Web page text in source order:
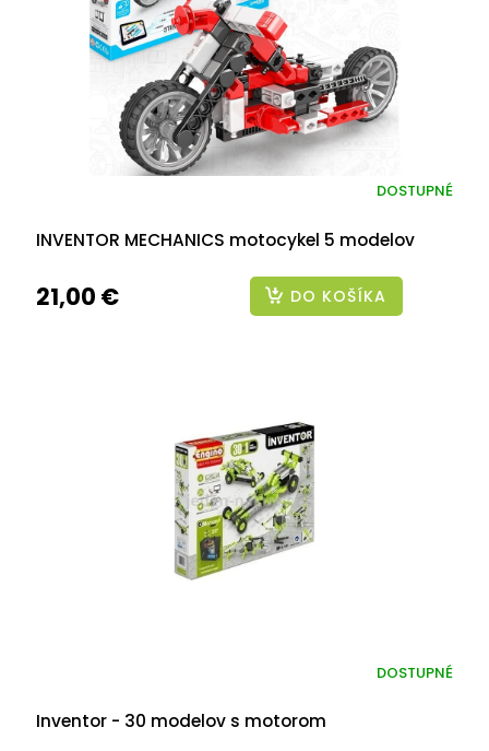
INVENTOR MECHANICS motocykel 5 modelov
DOSTUPNÉ
21,00 € DO KOŠÍKA
Inventor - 30 modelov s motorom
DOSTUPNÉ